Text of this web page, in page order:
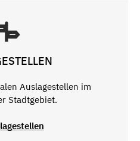
Auslagestellen im
Stadtgebiet.